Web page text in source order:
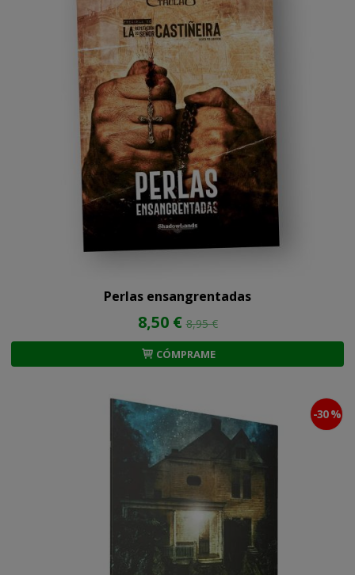
Perlas ensangrentadas
8,50 €8,95 €
CÓMPRAME
-30 %